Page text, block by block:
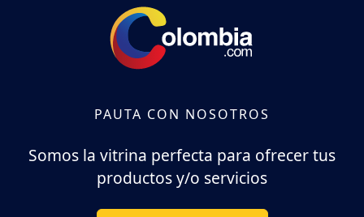
PAUTA CON NOSOTROS
Somos la vitrina perfecta para ofrecer tus
productos y/o servicios